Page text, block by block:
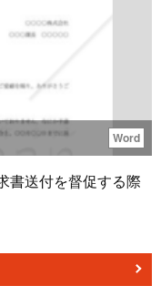
Word
書送付を督促する際